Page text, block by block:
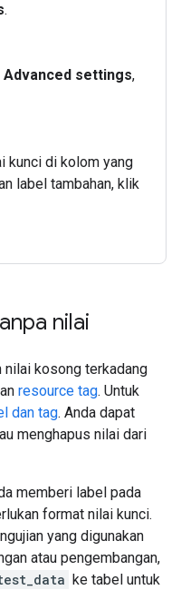
.
Advanced settings,
kunci di kolom yang
label tambahan, klik
nilai
nilai kosong terkadang
resource tag. Untuk
dan tag. Anda dapat
menghapus nilai dari
memberi label pada
format nilai kunci.
yang digunakan
atau pengembangan,
ke tabel untuk